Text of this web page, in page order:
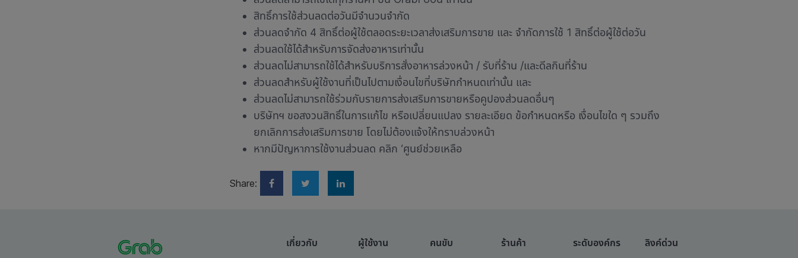
สิทธิ์การใช้ส่วนลดต่อวันมีจำนวนจำกัด
ส่วนลดจำกัด 4 สิทธิ์ต่อผู้ใช้ตลอดระยะเวลาส่งเสริมการขาย และ จำกัดการใช้ 1 สิทธิ์ต่อผู้ใช้ต่อวัน
ส่วนลดใช้ได้สำหรับการจัดส่งอาหารเท่านั้น
ส่วนลดไม่สามารถใช้ได้สำหรับบริการสั่งอาหารล่วงหน้า / รับที่ร้าน /และดีลกินที่ร้าน
ส่วนลดสำหรับผู้ใช้งานที่เป็นไปตามเงื่อนไขที่บริษัทกำหนดเท่านั้น และ
ส่วนลดไม่สามารถใช้ร่วมกับรายการส่งเสริมการขายหรือคูปองส่วนลดอื่นๆ
บริษัทฯ ขอสงวนสิทธิ์ในการแก้ไข หรือเปลี่ยนแปลง รายละเอียด ข้อกำหนดหรือ เงื่อนไขใด ๆ รวมถึง
ยกเลิกการส่งเสริมการขาย โดยไม่ต้องแจ้งให้ทราบล่วงหน้า
หากมีปัญหาการใช้งานส่วนลด คลิก ‘ศูนย์ช่วยเหลือ
Share:
เกี่ยวกับ ผู้ใช้งาน คนขับ ร้านค้า ระดับองค์กร ลิงค์ด่วน